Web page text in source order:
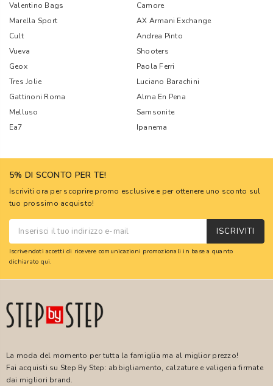
Valentino Bags
Camore
Marella Sport
AX Armani Exchange
Cult
Andrea Pinto
Vueva
Shooters
Geox
Paola Ferri
Tres Jolie
Luciano Barachini
Gattinoni Roma
Alma En Pena
Melluso
Samsonite
Ea7
Ipanema
5% DI SCONTO PER TE!
Iscriviti ora per scoprire promo esclusive e per ottenere uno sconto sul
tuo prossimo acquisto!
ISCRIVITI
Iscrivendoti accetti di ricevere comunicazioni promozionali in base a quanto
dichiarato qui.
La moda del momento per tutta la famiglia ma al miglior prezzo!
Fai acquisti su Step By Step: abbigliamento, calzature e valigeria firmate
dai migliori brand.